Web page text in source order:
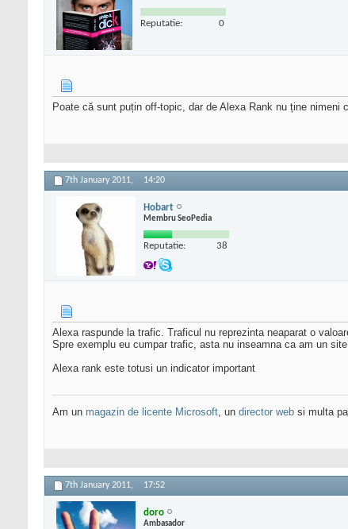
Reputatie: 0
Poate că sunt puțin off-topic, dar de Alexa Rank nu ține
7th January 2011, 14:20
Hobart
Membru SeoPedia
Reputatie: 38
Alexa raspunde la trafic. Traficul nu reprezinta neaparat o
Spre exemplu eu cumpar trafic, asta nu inseamna ca am un
Alexa rank este totusi un indicator important
Am un magazin de licente Microsoft, un director web si multa
7th January 2011, 17:52
doro
Ambasador